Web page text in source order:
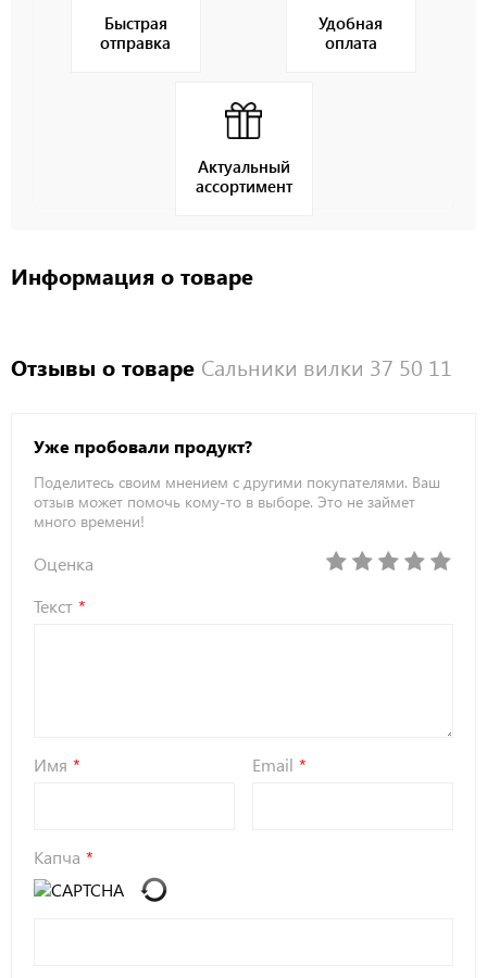
Быстрая
отправка
Удобная
оплата
Актуальный
ассортимент
Информация о товаре
Отзывы о товаре Сальники вилки 37 50 11
Уже пробовали продукт?
Поделитесь своим мнением с другими покупателями. Ваш
отзыв может помочь кому-то в выборе. Это не займет
много времени!
Оценка
Текст
Имя Email
Капча